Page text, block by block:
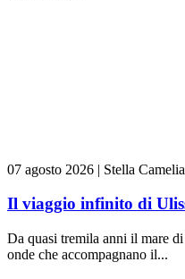
07 agosto 2026 | Stella
Il viaggio infinito di
Da quasi tremila anni il mare
onde che accompagnano il...